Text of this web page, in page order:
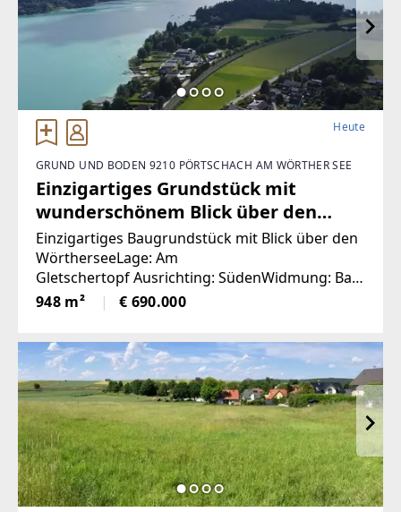
Heute
GRUND UND BODEN 9210 PÖRTSCHACH AM WÖRTHER SEE
Einzigartiges Grundstück mit
wunderschönem Blick über den
Wörthersee (Provisionsfrei)
Einzigartiges Baugrundstück mit Blick über den
WörtherseeLage: Am
Gletschertopf Ausrichting: SüdenWidmung: Bau-
WohngebietGFZ: 0,4
-0,6Grundstücksnummer: Grundstücksgröße:
948 m² € 690.000